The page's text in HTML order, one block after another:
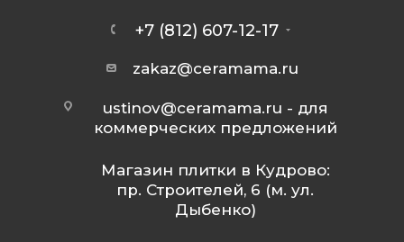
+7 (812) 607-12-17
zakaz@ceramama.ru
ustinov@ceramama.ru - для
коммерческих предложений
Магазин плитки в Кудрово:
пр. Строителей, 6 (м. ул.
Дыбенко)